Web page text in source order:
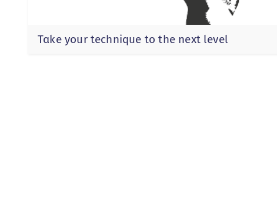
Take your technique to the next level